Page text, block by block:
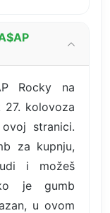
Rocky na
kolovoza
stranici.
za kupnju,
i možeš
je gumb
u ovom